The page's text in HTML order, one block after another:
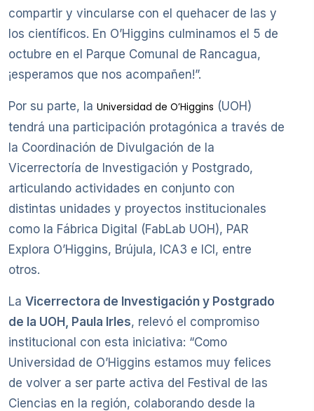
compartir y vincularse con el quehacer de las y
los científicos. En O’Higgins culminamos el 5 de
octubre en el Parque Comunal de Rancagua,
¡esperamos que nos acompañen!”.
Por su parte, la Universidad de O’Higgins (UOH)
tendrá una participación protagónica a través de
la Coordinación de Divulgación de la
Vicerrectoría de Investigación y Postgrado,
articulando actividades en conjunto con
distintas unidades y proyectos institucionales
como la Fábrica Digital (FabLab UOH), PAR
Explora O’Higgins, Brújula, ICA3 e ICI, entre
otros.
La Vicerrectora de Investigación y Postgrado
de la UOH, Paula Irles, relevó el compromiso
institucional con esta iniciativa: “Como
Universidad de O’Higgins estamos muy felices
de volver a ser parte activa del Festival de las
Ciencias en la región, colaborando desde la